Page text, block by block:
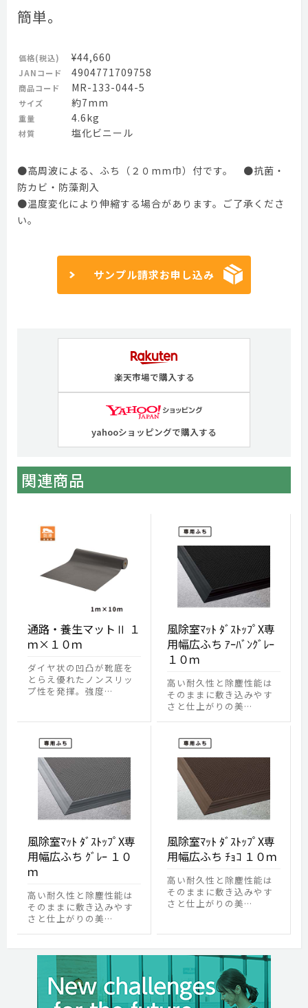
簡単。
価格(税込) ¥44,660
JANコード 4904771709758
商品コード MR-133-044-5
サイズ 約7mm
重量 4.6kg
材質 塩化ビニール
●高周波による、ふち（２０mm巾）付です。 ●抗菌・
防カビ・防藻剤入
●温度変化により伸縮する場合があります。ご了承くださ
い。
サンプル請求お申し込み
楽天市場で購入する
yahooショッピングで購入する
関連商品
通路・養生マットⅡ １
ｍ×１０ｍ
ダイヤ状の凹凸が靴底を
とらえ優れたノンスリッ
プ性を発揮。強度…
風除室ﾏｯﾄ ﾀﾞｽﾄｯﾌﾟX専
用幅広ふち ｱｰﾊﾞﾝｸﾞﾚｰ
１０ｍ
高い耐久性と除塵性能は
そのままに敷き込みやす
さと仕上がりの美…
風除室ﾏｯﾄ ﾀﾞｽﾄｯﾌﾟX専
用幅広ふち ｸﾞﾚｰ １０
ｍ
高い耐久性と除塵性能は
そのままに敷き込みやす
さと仕上がりの美…
風除室ﾏｯﾄ ﾀﾞｽﾄｯﾌﾟX専
用幅広ふち ﾁｮｺ １０ｍ
高い耐久性と除塵性能は
そのままに敷き込みやす
さと仕上がりの美…